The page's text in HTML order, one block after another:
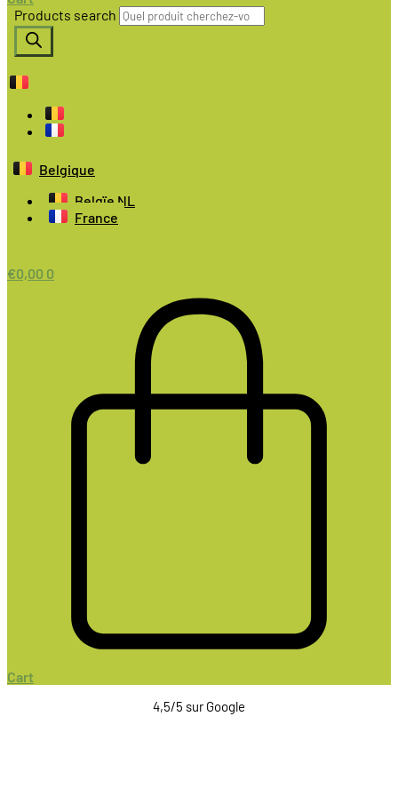
Products search
Belgique
Belgïe NL
France
€0,00 0
Cart
4,5/5 sur Google